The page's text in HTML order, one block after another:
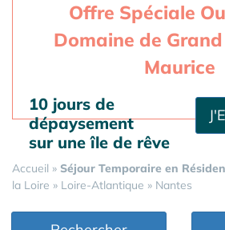
Offre Spéciale
Domaine de
Maurice
10 jours de
dépaysement
sur une île de rêve
Accueil » Séjour Temporaire en
la Loire » Loire-Atlantique » Nantes